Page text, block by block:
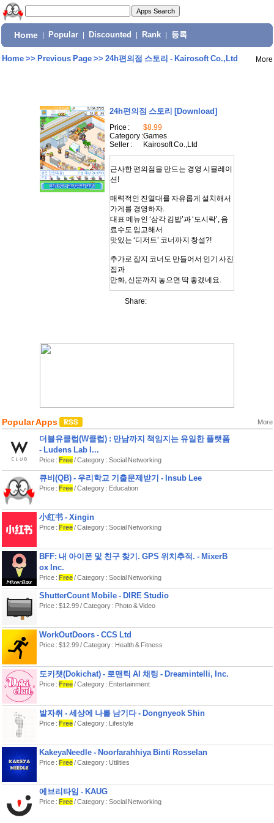
Home Popular Discounted Rank 등록
Home>> Previous Page>> 24h편의점 스토리 - Kairosoft Co.,Ltd More
24h편의점 스토리 [Download]
Price :
$8.99
Category :Games
Seller :
Kairosoft Co.,Ltd
근사한 편의점을 만드는 경영 시뮬레이
션!
매력적인 진열대를 자유롭게 설치해서
가게를 경영하자.
대표 메뉴인 ‘삼각 김밥’과 ‘도시락’, 음
료수도 입고해서
맛있는 ‘디저트’ 코너까지 창설?!
추가로 잡지 코너도 만들어서 인기 사진
집과
만화, 신문까지 놓으면 딱 좋겠네요.
계산대 옆에는 물론 따끈따끈한 ‘호
도 사장님의 일이랍니다.
을 쭉쭉 늘려 보세요!
필수!
제휴 교섭을 맺어 새로운 힘을 얻어 보
세요.
리고 있을지도?!
일가는 편의점이 됩시다.
당신의 손으로 특별한 편의점을 만들어
보세요.
편의점뿐 아니라 놀이공원과 햄버거 가
게, 캠핑장도 경영 가능?!
‘카이로 소프트’를 검색하면 다른 게임
도 볼 수 있어. https://kairopark.jp
기존에 플레이해 본 무료 게임과 한 번
구매로 소장 가능한 앱이 한가득 있어!
최신 정보는 Twitter를 팔로우해 줘.
Share:
Popular Apps More
더블유클럽(W클럽) : 만남까지 책임지는 유일한 플랫폼
- Ludens Lab I...
Price : Free/ Category : Social Networking
큐비(QB) - 우리학교 기출문제받기 - Insub Lee
Price : Free/ Category : Education
小红书 - Xingin
Price : Free/ Category : Social Networking
BFF: 내 아이폰 및 친구 찾기. GPS 위치추적. - MixerB
ox Inc.
Price : Free/ Category : Social Networking
ShutterCount Mobile - DIRE Studio
Price : $12.99 / Category : Photo & Video
WorkOutDoors - CCS Ltd
Price : $12.99 / Category : Health & Fitness
도키챗(Dokichat) - 로맨틱 AI 채팅 - Dreamintelli, Inc.
Price : Free/ Category : Entertainment
발자취 - 세상에 나를 남기다 - Dongnyeok Shin
Price : Free/ Category : Lifestyle
KakeyaNeedle - Noorfarahhiya Binti Rosselan
Price : Free/ Category : Utilities
에브리타임 - KAUG
Price : Free/ Category : Social Networking